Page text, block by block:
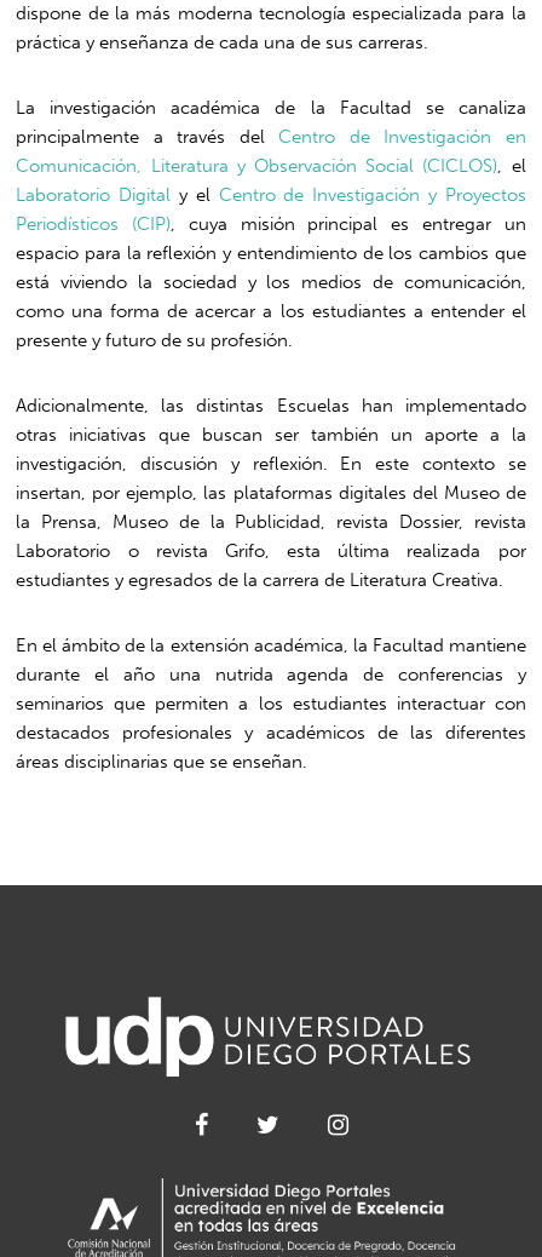
dispone de la más moderna tecnología especializada para la
práctica y enseñanza de cada una de sus carreras.
La investigación académica de la Facultad se canaliza
principalmente a través delCentro de Investigación en
Comunicación, Literatura y Observación Social (CICLOS) , el
Laboratorio Digital y el Centro de Investigación y Proyectos
Periodísticos (CIP) , cuya misión principal es entregar un
espacio para la reflexión y entendimiento de los cambios que
está viviendo la sociedad y los medios de comunicación,
como una forma de acercar a los estudiantes a entender el
presente y futuro de su profesión.
Adicionalmente, las distintas Escuelas han implementado
otras iniciativas que buscan ser también un aporte a la
investigación, discusión y reflexión. En este contexto se
insertan, por ejemplo, las plataformas digitales del Museo de
la Prensa, Museo de la Publicidad, revista Dossier, revista
Laboratorio o revista Grifo, esta última realizada por
estudiantes y egresados de la carrera de Literatura Creativa.
En el ámbito de la extensión académica, la Facultad mantiene
durante el año una nutrida agenda de conferencias y
seminarios que permiten a los estudiantes interactuar con
destacados profesionales y académicos de las diferentes
áreas disciplinarias que se enseñan.